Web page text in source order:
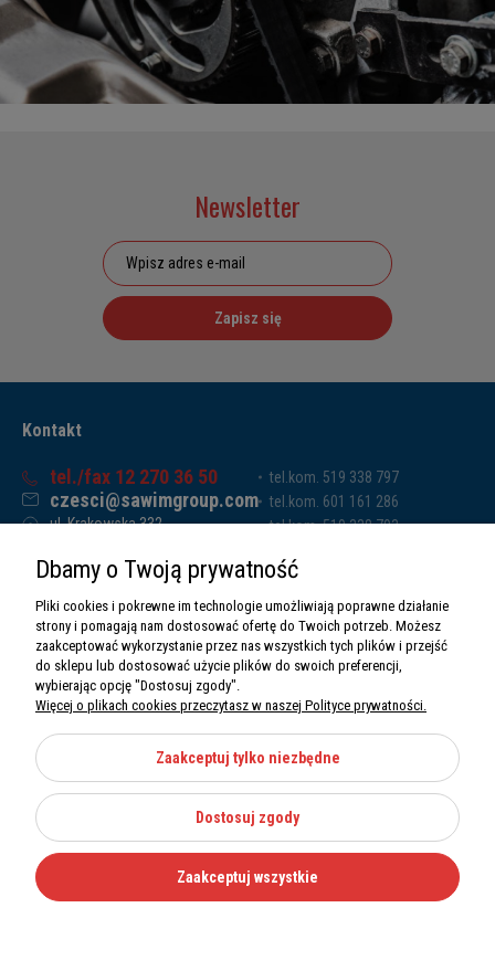
Newsletter
Zapisz się
Kontakt
tel./fax 12 270 36 50
czesci@sawimgroup.com
ul. Krakowska 332,
Sawim Group Mariusz Zdyb sp. k.
NIP: 5130284470
REGON: 5246591010
tel.kom. 519 338 797
tel.kom. 601 161 286
tel.kom. 519 338 793
O nas
Informacje
Moje konto
Kategorie
Dbamy o Twoją prywatność
Pliki cookies i pokrewne im technologie umożliwiają poprawne działanie
strony i pomagają nam dostosować ofertę do Twoich potrzeb. Możesz
zaakceptować wykorzystanie przez nas wszystkich tych plików i przejść
do sklepu lub dostosować użycie plików do swoich preferencji,
wybierając opcję "Dostosuj zgody".
Więcej o plikach cookies przeczytasz w naszej Polityce prywatności.
Zaakceptuj tylko niezbędne
Dostosuj zgody
Zaakceptuj wszystkie